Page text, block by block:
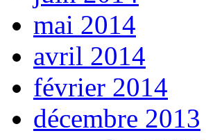
mai 2014
avril 2014
février 2014
décembre 2013